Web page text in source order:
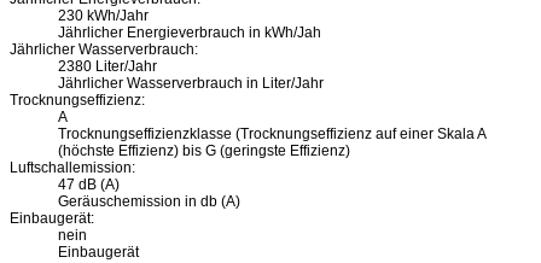
230 kWh/Jahr
Jährlicher Energieverbrauch in kWh/Jah
Jährlicher Wasserverbrauch:
2380 Liter/Jahr
Jährlicher Wasserverbrauch in Liter/Jahr
Trocknungseffizienz:
A
Trocknungseffizienzklasse (Trocknungseffizienz auf einer Skala A
(höchste Effizienz) bis G (geringste Effizienz)
Luftschallemission:
47 dB (A)
Geräuschemission in db (A)
Einbaugerät:
nein
Einbaugerät